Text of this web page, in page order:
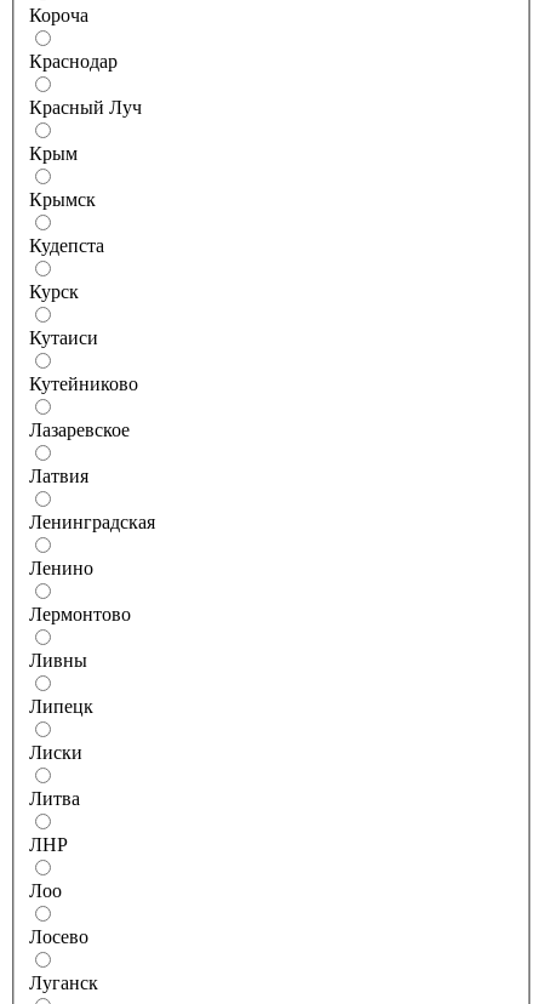
Короча
Краснодар
Красный Луч
Крым
Крымск
Кудепста
Курск
Кутаиси
Кутейниково
Лазаревское
Латвия
Ленинградская
Ленино
Лермонтово
Ливны
Липецк
Лиски
Литва
ЛНР
Лоо
Лосево
Луганск